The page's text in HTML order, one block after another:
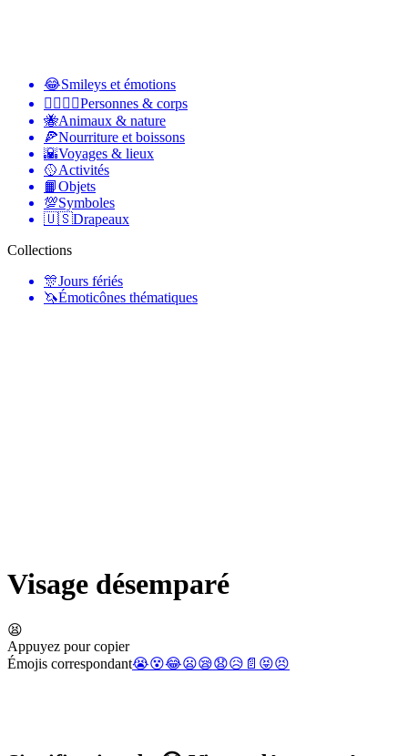
😂Smileys et émotions
👩‍❤️‍💋‍👨Personnes & corps
🐝Animaux & nature
🍕Nourriture et boissons
🌇Voyages & lieux
🥎Activités
📙Objets
💯Symboles
🇺🇸Drapeaux
Collections
🎊Jours fériés
🦄Émoticônes thématiques
Visage désemparé
😫
Appuyez pour copier
Émojis correspondant😭😵😂😦😪😧😥 📄 😝😣